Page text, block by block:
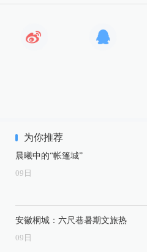
为你推荐
晨曦中的“帐篷城”
09 日
安徽桐城：六尺巷暑期文旅热
09 日